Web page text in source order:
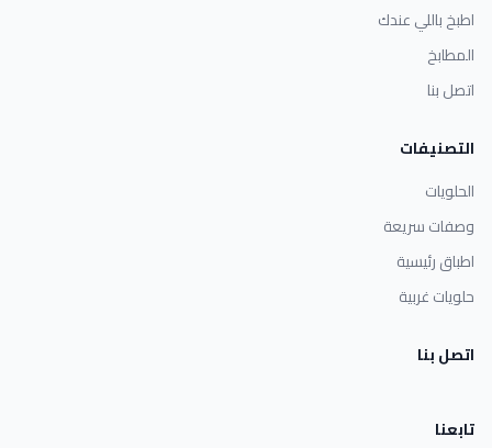
اطبخ باللي عندك
المطابخ
اتصل بنا
التصنيفات
الحلويات
وصفات سريعة
اطباق رئيسية
حلويات غربية
اتصل بنا
تابعنا